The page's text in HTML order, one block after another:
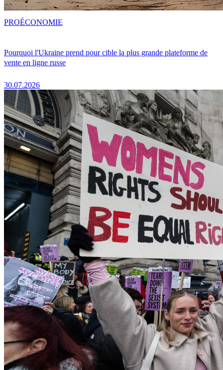
Pourquoi l'Ukraine prend pour cible la plus grande plateforme de
vente en ligne russe
30.07.2026
PROÉCONOMIE